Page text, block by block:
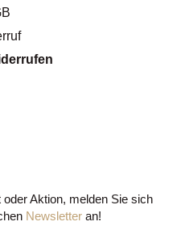
Aktion, melden Sie sich
Newsletteran!